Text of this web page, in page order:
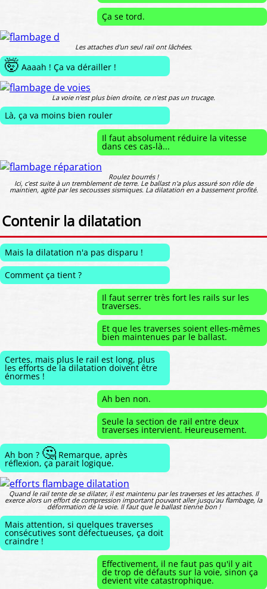
Ça se tord.
Les attaches d'un seul rail ont lâchées.
🤯 Aaaah ! Ça va dérailler !
La voie n'est plus bien droite, ce n'est pas un trucage.
Là, ça va moins bien rouler
Il faut absolument réduire la vitesse
dans ces cas-là...
Roulez bourrés !
Ici, c'est suite à un tremblement de terre. Le ballast n'a plus assuré son rôle de
maintien, agité par les secousses sismiques. La dilatation en a bassement profité.
Contenir la dilatation
Mais la dilatation n'a pas disparu !
Comment ça tient ?
Il faut serrer très fort les rails sur les
traverses.
Et que les traverses soient elles-mêmes
bien maintenues par le ballast.
Certes, mais plus le rail est long, plus
les efforts de la dilatation doivent être
énormes !
Ah ben non.
Seule la section de rail entre deux
traverses intervient. Heureusement.
Ah bon ? 🤔 Remarque, après
réflexion, ça parait logique.
Quand le rail tente de se dilater, il est maintenu par les traverses et les attaches. Il
exerce alors un effort de compression important pouvant aller jusqu'au flambage, la
déformation de la voie. Il faut que le ballast tienne bon !
Mais attention, si quelques traverses
consécutives sont défectueuses, ça doit
craindre !
Effectivement, il ne faut pas qu'il y ait
de trop de défauts sur la voie, sinon ça
devient vite catastrophique.